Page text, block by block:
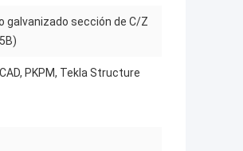
galvanizado sección de C/Z
PKPM, Tekla Structure